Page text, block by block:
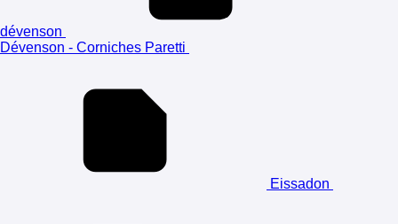
dévenson
Dévenson - Corniches Paretti
Eissadon